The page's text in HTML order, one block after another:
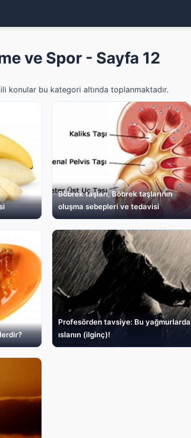
ve Spor - Sayfa 12
konular bu kategori altında toplanmaktadır.
Böbrek taşları, Böbrek taşlarının
oluşma sebepleri ve tedavisi
Profesörden tavsiye: Bu yağmurlarda
ıslanın (ilginç)!